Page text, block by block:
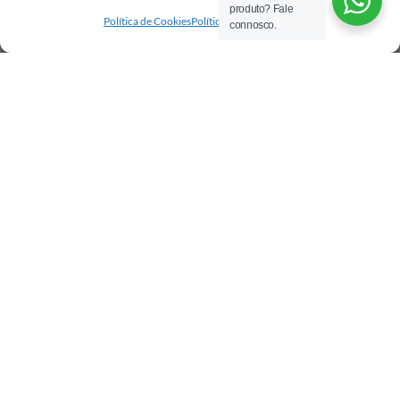
Política de CookiesPolítica de privacidade
produto? Fale
connosco.